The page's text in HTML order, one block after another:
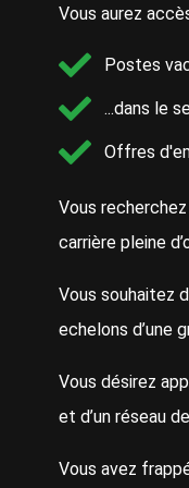
Vous aurez
Postes
...dans le
Offres
Vous
carrière pleine
Vous souhaitez
echelons d’une
Vous désirez
et d’un réseau
Vous avez